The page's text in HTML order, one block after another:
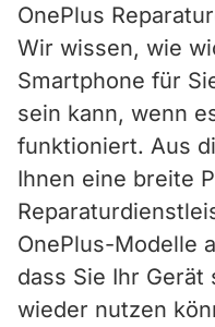
OnePlus
Wir wissen, wie
Smartphone für
sein kann, wenn
funktioniert. Aus
Ihnen eine breite
OnePlus-Modelle
dass Sie Ihr
wieder nutzen